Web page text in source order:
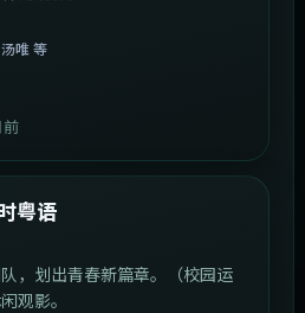
唯 等
前
粤语
，划出青春新篇章。（校园运
观影。